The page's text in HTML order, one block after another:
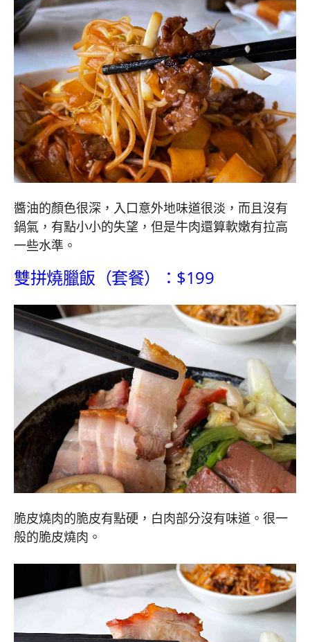
醬油的顏色很深，入口意外地味道很淡，而且沒有
鍋氣，有點小小的失望，但是牛肉還算軟嫩有拉高
一些水準。
雙拼燒臘飯（套餐）：$199
脆皮燒肉的脆皮有點硬，白肉部分沒有味道。很一
般的脆皮燒肉。